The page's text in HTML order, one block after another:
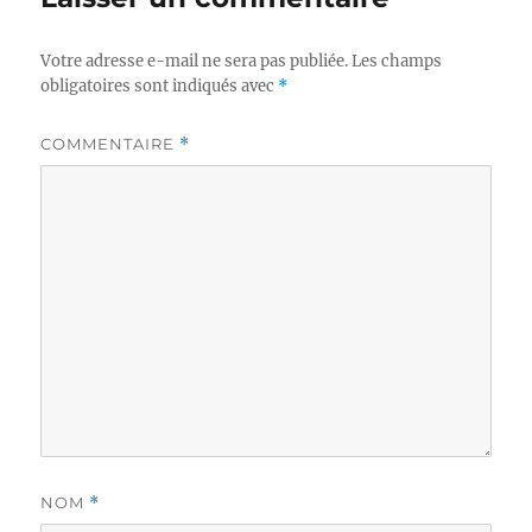
Votre adresse e-mail ne sera pas publiée. Les champs
obligatoires sont indiqués avec *
COMMENTAIRE *
NOM *